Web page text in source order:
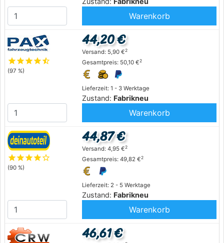
Warenkorb
starstarstarstarstar_half
(97 %)
Lieferzeit: 1 - 3 Werktage
Zustand: Fabrikneu
44,20 €
Versand: 5,90 €2
Gesamtpreis: 50,10 €2
Warenkorb
starstarstarstarstar_outline
(90 %)
Lieferzeit: 2 - 5 Werktage
Zustand: Fabrikneu
44,87 €
Versand: 4,95 €2
Gesamtpreis: 49,82 €2
Warenkorb
46,61 €